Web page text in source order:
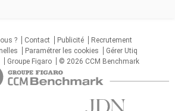
?
Contact Publicité
Recrutement
Paramétrer les cookies
Gérer Utiq
Groupe Figaro © 2026 CCM Benchmark